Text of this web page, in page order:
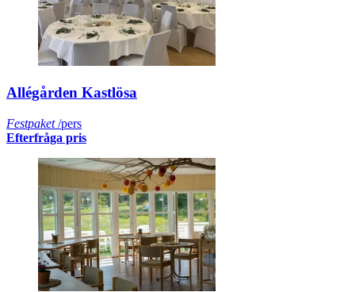
Allégården Kastlösa
Festpaket/pers
Efterfråga pris